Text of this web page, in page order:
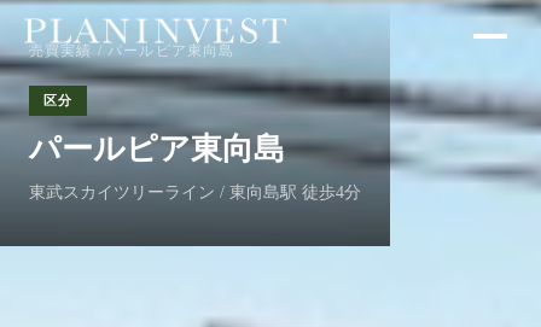
売買実績 / パールピア東向島
区分
パールピア東向島
東武スカイツリーライン / 東向島駅 徒歩4分